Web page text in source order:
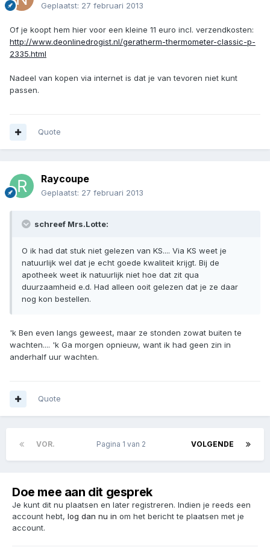
Geplaatst: 27 februari 2013
Of je koopt hem hier voor een kleine 11 euro incl. verzendkosten:
http://www.deonlinedrogist.nl/geratherm-thermometer-classic-p-
2335.html
Nadeel van kopen via internet is dat je van tevoren niet kunt
passen.
Quote
Raycoupe
Geplaatst: 27 februari 2013
schreef Mrs.Lotte:
O ik had dat stuk niet gelezen van KS.... Via KS weet je
natuurlijk wel dat je echt goede kwaliteit krijgt. Bij de
apotheek weet ik natuurlijk niet hoe dat zit qua
duurzaamheid e.d. Had alleen ooit gelezen dat je ze daar
nog kon bestellen.
'k Ben even langs geweest, maar ze stonden zowat buiten te
wachten.... 'k Ga morgen opnieuw, want ik had geen zin in
anderhalf uur wachten.
Quote
VOR. VOLGENDE
Pagina 1 van 2
Doe mee aan dit gesprek
Je kunt dit nu plaatsen en later registreren. Indien je reeds een
account hebt, log dan nu in om het bericht te plaatsen met je
account.